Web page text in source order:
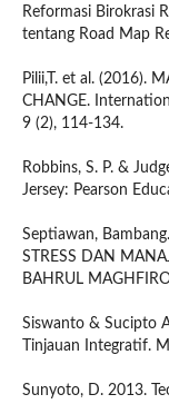
Reformasi Birokrasi
tentang Road Map
Pilii,T. et al. (2016).
CHANGE.
9 (2), 114-134.
Robbins, S. P. &
Jersey: Pearson
Septiawan,
STRESS DAN
BAHRUL
Siswanto & Sucipto
Tinjauan Integratif.
Sunyoto, D. 2013.